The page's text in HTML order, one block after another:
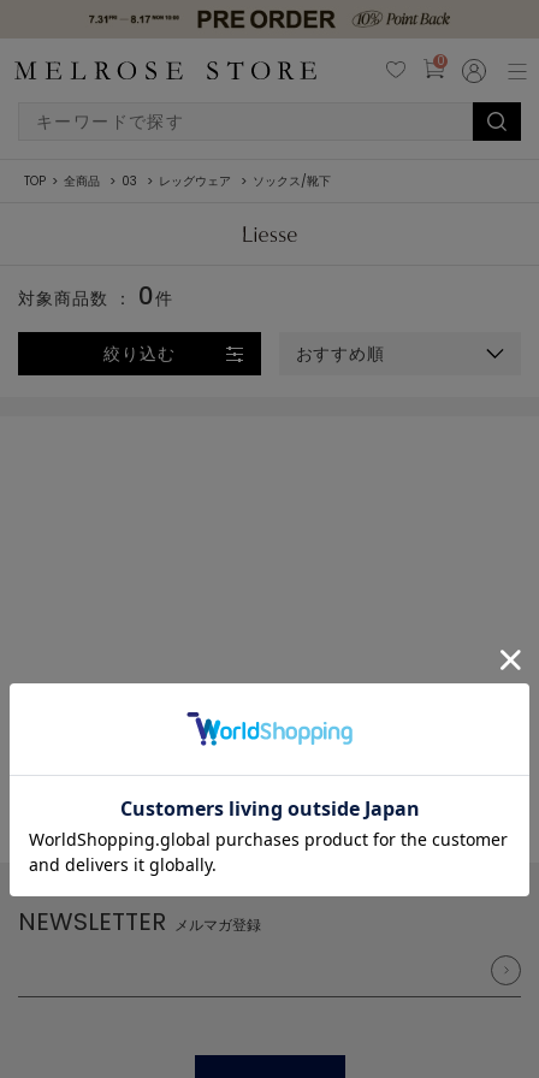
0
TOP 全商品 03 レッグウェア ソックス/靴下
絞り込む おすすめ順
対象商品数 ： 0件
NEWSLETTER メルマガ登録